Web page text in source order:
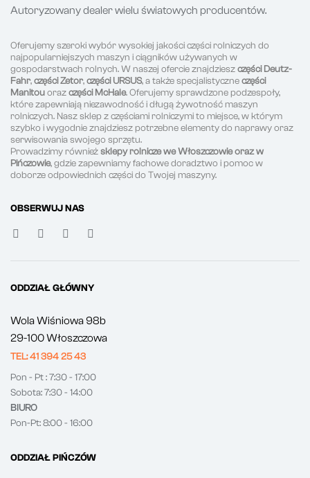
Autoryzowany dealer wielu światowych producentów.
Oferujemy szeroki wybór wysokiej jakości części rolniczych do
najpopularniejszych maszyn i ciągników używanych w
gospodarstwach rolnych. W naszej ofercie znajdzieszczęści Deutz-
Fahr,części Zetor,części URSUS, a także specjalistyczneczęści
Manitouorazczęści McHale. Oferujemy sprawdzone podzespoły,
które zapewniają niezawodność i długą żywotność maszyn
rolniczych. Nasz sklep z częściami rolniczymi to miejsce, w którym
szybko i wygodnie znajdziesz potrzebne elementy do naprawy oraz
serwisowania swojego sprzętu.
Prowadzimy równieżsklepy rolnicze we Włoszczowie oraz w
Pińczowie, gdzie zapewniamy fachowe doradztwo i pomoc w
doborze odpowiednich części do Twojej maszyny.
OBSERWUJ NAS
ODDZIAŁ GŁÓWNY
Wola Wiśniowa 98b
29-100 Włoszczowa
TEL: 41 394 25 43
Pon - Pt : 7:30 - 17:00
Sobota: 7:30 - 14:00
BIURO
Pon-Pt: 8:00 - 16:00
ODDZIAŁ PIŃCZÓW